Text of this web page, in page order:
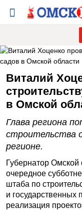
Виталий
в Омской
Глава региона
строительства
регионе.
Губернатор
очередное
штаба по
и государственных
реализация